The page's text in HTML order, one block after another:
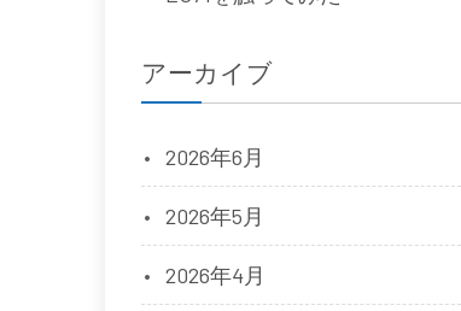
アーカイブ
2026年6月
2026年5月
2026年4月